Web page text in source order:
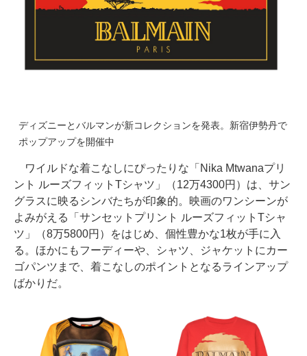
ディズニーとバルマンが新コレクションを発表。新宿伊勢丹で
ポップアップを開催中
ワイルドな着こなしにぴったりな「Nika Mtwanaプリ
ント ルーズフィットTシャツ」（12万4300円）は、サン
グラスに映るシンバたちが印象的。映画のワンシーンが
よみがえる「サンセットプリント ルーズフィットTシャ
ツ」（8万5800円）をはじめ、個性豊かな1枚が手に入
る。ほかにもフーディーや、シャツ、ジャケットにカー
ゴパンツまで、着こなしのポイントとなるラインアップ
ばかりだ。